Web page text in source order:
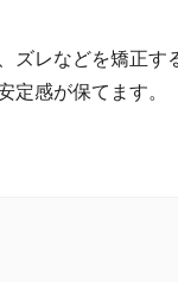
ズレなどを矯正す
定感が保てます。